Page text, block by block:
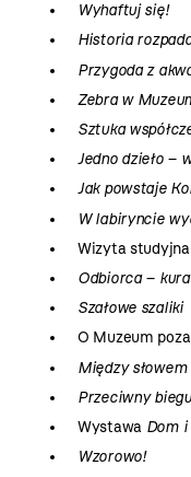
Wyhaftuj się!
Historia
Przygoda z
Zebra w
Sztuka
Jedno dzieło –
Jak powstaje
W labiryncie
Wizyta
Odbiorca –
Szałowe szaliki
O Muzeum
Między
Przeciwny
Wystawa Dom
Wzorowo!